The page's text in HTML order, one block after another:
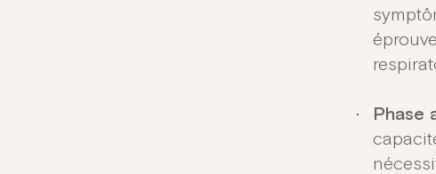
Phase